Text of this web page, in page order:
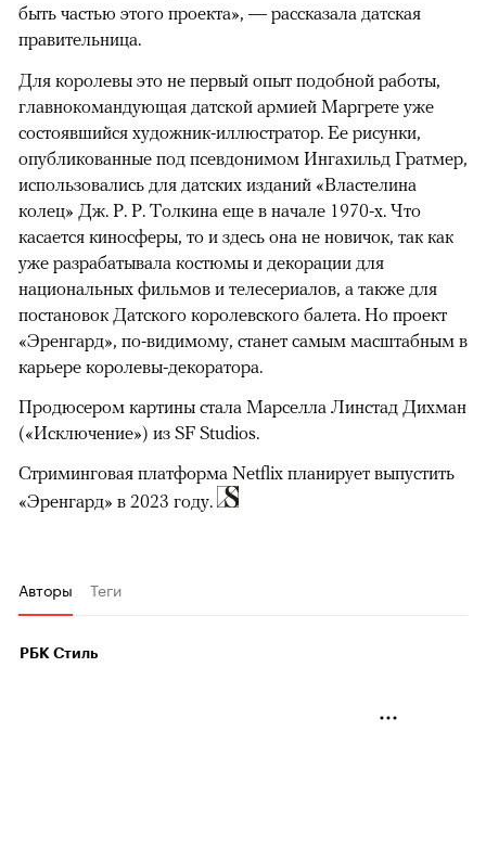
быть частью этого проекта», — рассказала датская
правительница.
00:00 / 00:00
Для королевы это не первый опыт подобной работы,
главнокомандующая датской армией Маргрете уже
состоявшийся художник-иллюстратор. Ее рисунки,
опубликованные под псевдонимом Ингахильд Гратмер,
использовались для датских изданий «Властелина
колец» Дж. Р. Р. Толкина еще в начале 1970-х. Что
касается киносферы, то и здесь она не новичок, так как
уже разрабатывала костюмы и декорации для
национальных фильмов и телесериалов, а также для
постановок Датского королевского балета. Но проект
«Эренгард», по-видимому, станет самым масштабным в
карьере королевы-декоратора.
Продюсером картины стала Марселла Линстад Дихман
(«Исключение») из SF Studios.
Стриминговая платформа Netflix планирует выпустить
«Эренгард» в 2023 году.
Авторы Теги
РБК Стиль